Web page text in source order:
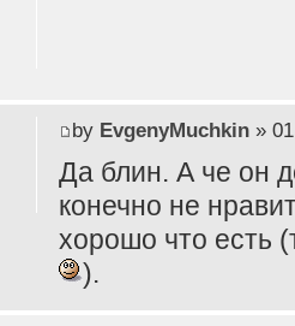
by EvgenyMuchkin» 01
Да блин. А че он
конечно не
хорошо что есть
).